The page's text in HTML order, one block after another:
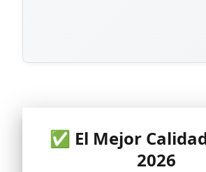
✅ El Mejor
2026